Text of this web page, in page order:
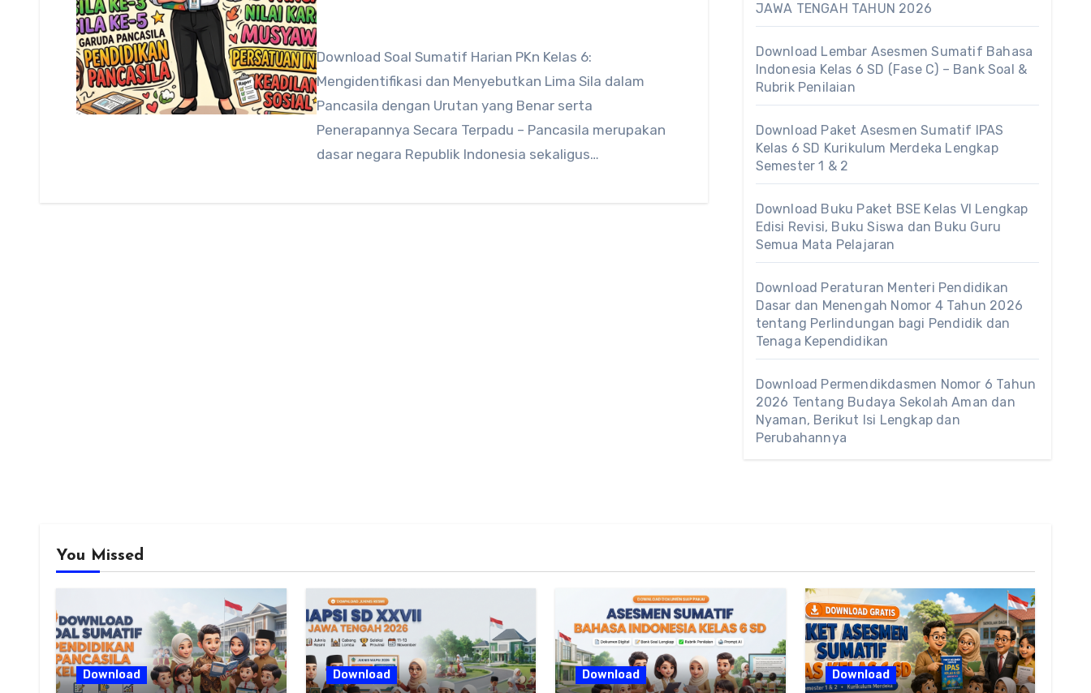
Download Soal Sumatif Harian PKn Kelas 6:
Mengidentifikasi dan Menyebutkan Lima Sila dalam
Pancasila dengan Urutan yang Benar serta
Penerapannya Secara Terpadu – Pancasila merupakan
dasar negara Republik Indonesia sekaligus…
JAWA TENGAH TAHUN 2026
Download Lembar Asesmen Sumatif Bahasa
Indonesia Kelas 6 SD (Fase C) – Bank Soal &
Rubrik Penilaian
Download Paket Asesmen Sumatif IPAS
Kelas 6 SD Kurikulum Merdeka Lengkap
Semester 1 & 2
Download Buku Paket BSE Kelas VI Lengkap
Edisi Revisi, Buku Siswa dan Buku Guru
Semua Mata Pelajaran
Download Peraturan Menteri Pendidikan
Dasar dan Menengah Nomor 4 Tahun 2026
tentang Perlindungan bagi Pendidik dan
Tenaga Kependidikan
Download Permendikdasmen Nomor 6 Tahun
2026 Tentang Budaya Sekolah Aman dan
Nyaman, Berikut Isi Lengkap dan
Perubahannya
You Missed
Download Download Download Download